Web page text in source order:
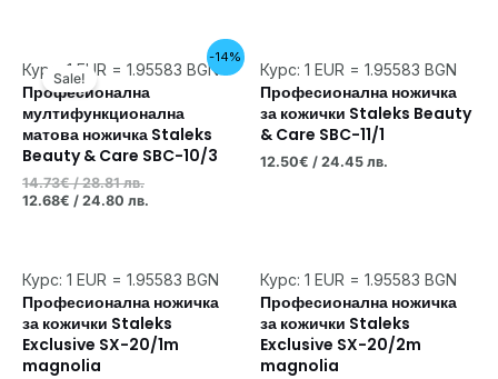
-14%
Курс: 1 EUR = 1.95583 BGN
Sale!
Професионална
мултифункционална
матова ножичка Staleks
Beauty & Care SBC-10/3
14.73€/ 28.81 лв.
price
was:
/
28.81 лв..
12.68€ / 24.80 лв.
Текущата
цена
е:
/
24.80 лв..
Курс: 1 EUR = 1.95583 BGN
Професионална ножичка
за кожички Staleks Beauty
& Care SBC-11/1
12.50€ / 24.45 лв.
Курс: 1 EUR = 1.95583 BGN
Професионална ножичка
за кожички Staleks
Exclusive SX-20/1m
magnolia
Курс: 1 EUR = 1.95583 BGN
Професионална ножичка
за кожички Staleks
Exclusive SX-20/2m
magnolia